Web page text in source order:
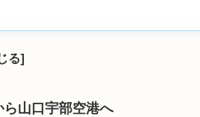
ら山口宇部空港へ